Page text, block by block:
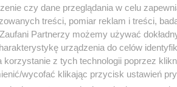
Wyślij
ludzi też nie powinien ten
czy dane przeglądania w celu
treści, pomiar reklam i treści,
Partnerzy możemy używać
urządzenia do celów
z tych technologii poprzez
wycofać klikając przycisk ustawień